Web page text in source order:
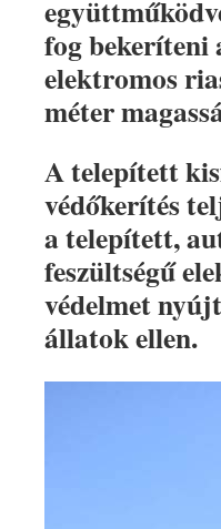
fog bekeríteni
elektromos
méter
A telepített
védőkerítés
a telepített,
feszültségű
védelmet
állatok ellen.